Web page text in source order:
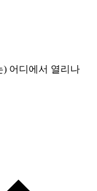
) 어디에서 열리나